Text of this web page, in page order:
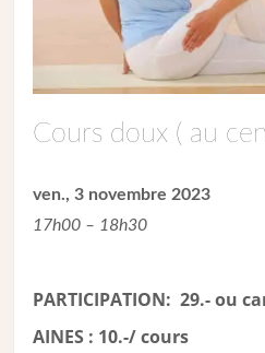
Cours doux ( au
ven., 3 novembre 2023
17h00 – 18h30
PARTICIPATION: 29.- ou
AINES : 10.-/ cours